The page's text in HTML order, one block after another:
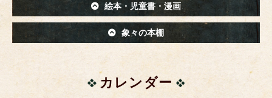
絵本・児童書・漫画
象々の本棚
カレンダー